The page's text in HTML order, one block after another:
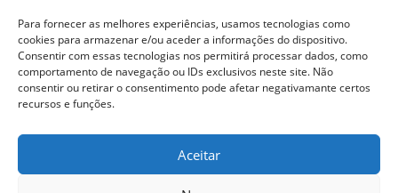
Para fornecer as melhores experiências, usamos tecnologias como
cookies para armazenar e/ou aceder a informações do dispositivo.
Consentir com essas tecnologias nos permitirá processar dados, como
comportamento de navegação ou IDs exclusivos neste site. Não
consentir ou retirar o consentimento pode afetar negativamante certos
recursos e funções.
Aceitar
Termos e Condições
Resolução de Litígios